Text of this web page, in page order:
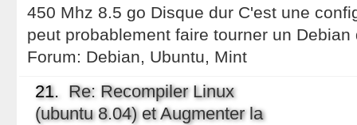
450 Mhz 8.5 go Disque dur C'est une
peut probablement faire tourner un Debian
Forum: Debian, Ubuntu, Mint
21. Re: Recompiler Linux
(ubuntu 8.04) et Augmenter la